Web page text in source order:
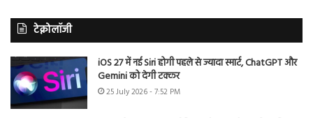
टेक्नोलॉजी
iOS 27 में नई Siri होगी पहले से ज्यादा स्मार्ट, ChatGPT और
Gemini को देगी टक्कर
25 July 2026 - 7:52 PM